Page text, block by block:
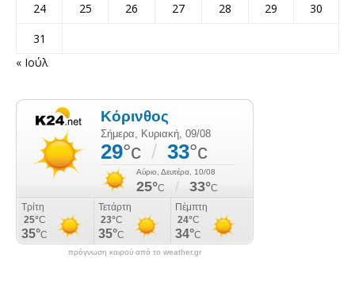
24
25 26 27 28 29
30
31
« Ιούλ
πρόγνωση καιρού από το weather.gr